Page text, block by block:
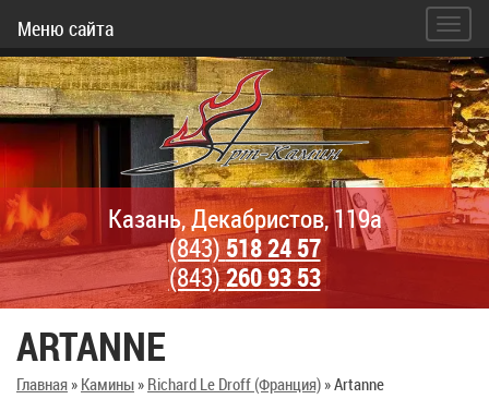
Меню сайта
Казань, Декабристов, 119а
(843)518 24 57
(843)260 93 53
ARTANNE
Главная» Камины» Richard Le Droff (Франция)»Artanne